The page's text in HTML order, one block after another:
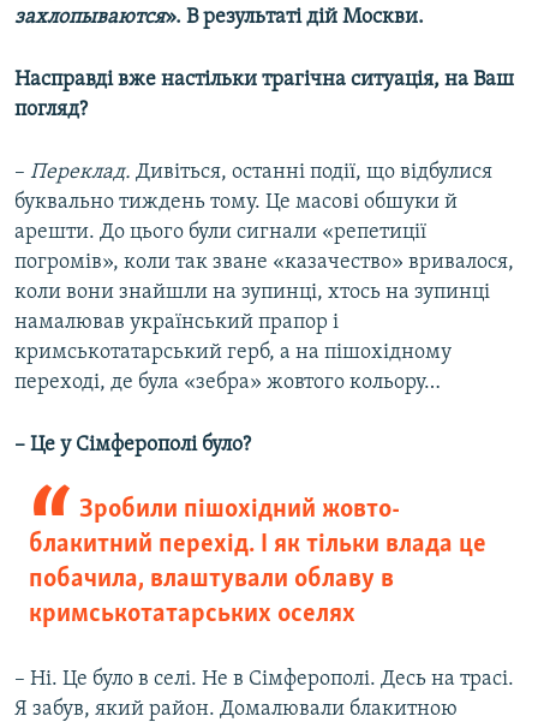
захлопываются». В результаті дій Москви.
Насправді вже настільки трагічна ситуація, на Ваш
погляд?
– Переклад. Дивіться, останні події, що відбулися
буквально тиждень тому. Це масові обшуки й
арешти. До цього були сигнали «репетиції
погромів», коли так зване «казачество» вривалося,
коли вони знайшли на зупинці, хтось на зупинці
намалював український прапор і
кримськотатарський герб, а на пішохідному
переході, де була «зебра» жовтого кольору…
– Це у Сімферополі було?
Зробили пішохідний жовто-
блакитний перехід. І як тільки влада це
побачила, влаштували облаву в
кримськотатарських оселях
– Ні. Це було в селі. Не в Сімферополі. Десь на трасі.
Я забув, який район. Домалювали блакитною